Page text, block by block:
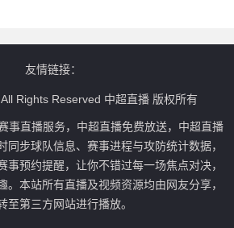
友情链接：
Rights Reserved 中超直播 版权所有
事直播服务，中超直播免费放送，中超直播
同步球队信息、赛事进程与攻防统计数据，
事预约提醒，让你不错过每一场焦点对决，
。本站所有直播及视频资源均由网友分享，
至第三方网站进行播放。